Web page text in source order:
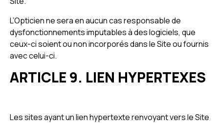
L’Opticien ne sera en aucun cas responsable de
dysfonctionnements imputables à des logiciels, que
ceux-ci soient ou non incorporés dans le Site ou fournis
avec celui-ci.
ARTICLE 9. LIEN HYPERTEXES
Les sites ayant un lien hypertexte renvoyant vers le Site